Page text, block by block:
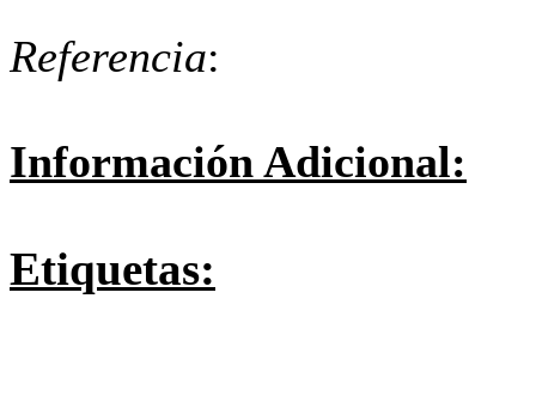
Referencia:
Información Adicional:
Etiquetas: